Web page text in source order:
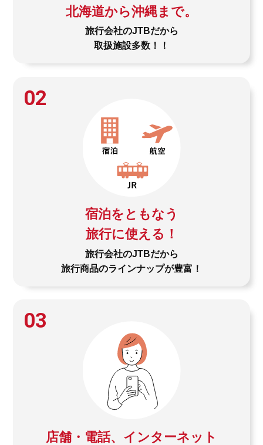
北海道から沖縄まで。
旅行会社のJTBだから
取扱施設多数！！
02
宿泊をともなう
旅行に使える！
旅行会社のJTBだから
旅行商品のラインナップが豊富！
03
店舗・電話、インターネット